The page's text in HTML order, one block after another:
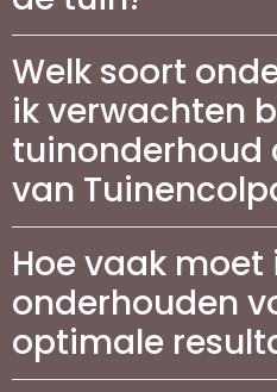
Welk soort
ik verwachten
tuinonderhoud
van
Hoe vaak
onderhouden
optimale